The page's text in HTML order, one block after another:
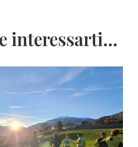
interessarti...